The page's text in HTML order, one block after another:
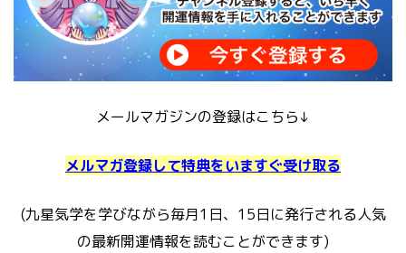
メールマガジンの登録はこちら↓
メルマガ登録して特典をいますぐ受け取る
(九星気学を学びながら毎月1日、15日に発行される人気
の最新開運情報を読むことができます)